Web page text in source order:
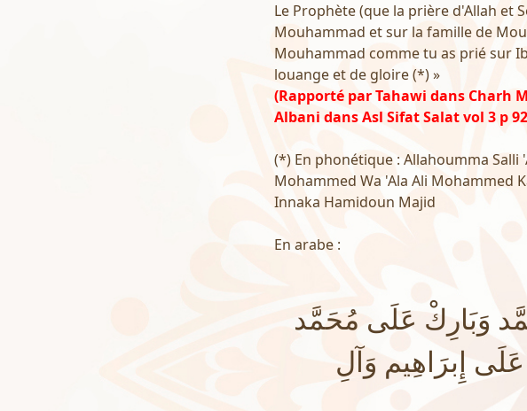
Le Prophète (que la prière d'Allah et
Mouhammad et sur la famille de
Mouhammad comme tu as prié sur
louange et de gloire (*) »
(Rapporté par Tahawi dans Charh
Albani dans Asl Sifat Salat vol 3 p
(*) En phonétique : Allahoumma Salli
Mohammed Wa 'Ala Ali Mohammed
Innaka Hamidoun Majid
En arabe :
وَبَارِكْ عَلَى مُحَمَّد
إِبرَاهِيم وَآلِ